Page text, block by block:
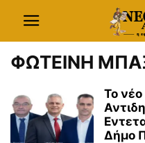
ΦΩΤΕΙΝΗ
Το νέο
Δήμο